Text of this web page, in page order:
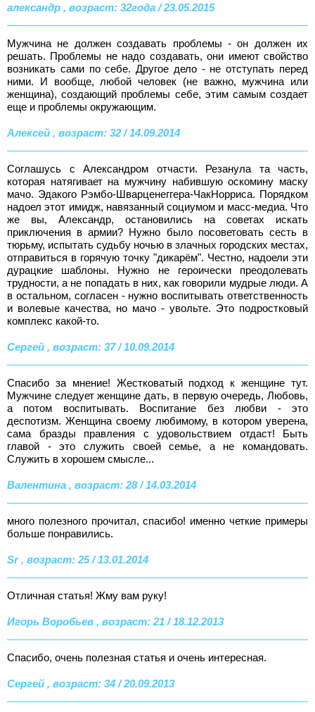
александр , возраст: 32года / 23.05.2015
Мужчина не должен создавать проблемы - он должен их
решать. Проблемы не надо создавать, они имеют свойство
возникать сами по себе. Другое дело - не отступать перед
ними. И вообще, любой человек (не важно, мужчина или
женщина), создающий проблемы себе, этим самым создает
еще и проблемы окружающим.
Алексей , возраст: 32 / 14.09.2014
Соглашусь с Александром отчасти. Резанула та часть,
которая натягивает на мужчину набившую оскомину маску
мачо. Эдакого Рэмбо-Шварценеггера-ЧакНорриса. Порядком
надоел этот имидж, навязанный социумом и масс-медиа. Что
же вы, Александр, остановились на советах искать
приключения в армии? Нужно было посоветовать сесть в
тюрьму, испытать судьбу ночью в злачных городских местах,
отправиться в горячую точку "дикарём". Честно, надоели эти
дурацкие шаблоны. Нужно не героически преодолевать
трудности, а не попадать в них, как говорили мудрые люди. А
в остальном, согласен - нужно воспитывать ответственность
и волевые качества, но мачо - увольте. Это подростковый
комплекс какой-то.
Сергей , возраст: 37 / 10.09.2014
Спасибо за мнение! Жестковатый подход к женщине тут.
Мужчине следует женщине дать, в первую очередь, Любовь,
а потом воспитывать. Воспитание без любви - это
деспотизм. Женщина своему любимому, в котором уверена,
сама бразды правления с удовольствием отдаст! Быть
главой - это служить своей семье, а не командовать.
Служить в хорошем смысле...
Валентина , возраст: 28 / 14.03.2014
много полезного прочитал, спасибо! именно четкие примеры
больше понравились.
Sr , возраст: 25 / 13.01.2014
Отличная статья! Жму вам руку!
Игорь Воробьев , возраст: 21 / 18.12.2013
Спасибо, очень полезная статья и очень интересная.
Сергей , возраст: 34 / 20.09.2013